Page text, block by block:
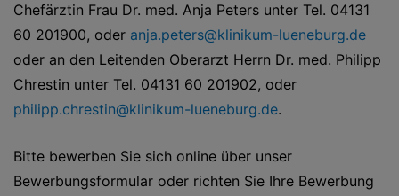
Chefärztin Frau Dr. med. Anja Peters unter Tel. 04131
60 201900, oder anja.peters@klinikum-lueneburg.de
oder an den Leitenden Oberarzt Herrn Dr. med. Philipp
Chrestin unter Tel. 04131 60 201902, oder
philipp.chrestin@klinikum-lueneburg.de.
Bitte bewerben Sie sich online über unser
Bewerbungsformular oder richten Sie Ihre Bewerbung